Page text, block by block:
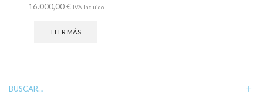
16.000,00€ IVA Incluido
LEER MÁS
BUSCAR…